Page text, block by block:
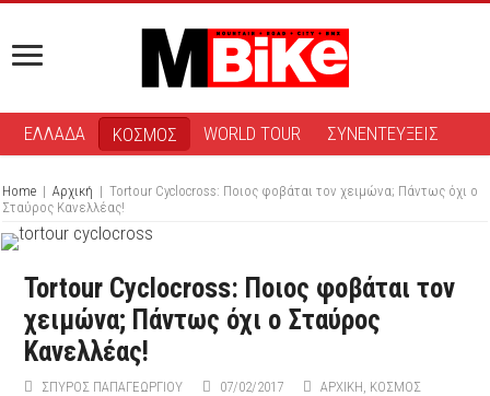
ΕΛΛΑΔΑ ΚΟΣΜΟΣ WORLD TOUR ΣΥΝΕΝΤΕΥΞΕΙΣ
Home | Αρχική | Tortour Cyclocross: Ποιος φοβάται τον χειμώνα; Πάντως όχι ο
Σταύρος Κανελλέας!
Tortour Cyclocross: Ποιος φοβάται τον
χειμώνα; Πάντως όχι ο Σταύρος
Κανελλέας!
ΣΠΎΡΟΣ ΠΑΠΑΓΕΩΡΓΊΟΥ 07/02/2017 ΑΡΧΙΚΉ, ΚΟΣΜΟΣ